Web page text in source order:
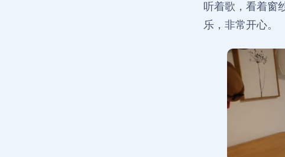
听着歌，看着窗
乐，非常开心。